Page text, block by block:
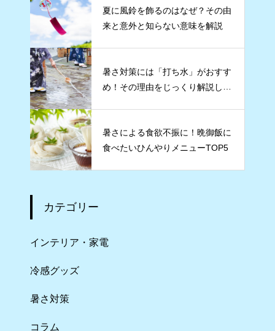
夏に風鈴を飾るのはなぜ？その由
来と意外と知らない意味を解説
暑さ対策には「打ち水」がおすす
め！その理由をじっくり解説しま
暑さによる食欲不振に！晩御飯に
食べたいひんやりメニューTOP5
カテゴリー
インテリア・家電
冷感グッズ
暑さ対策
コラム